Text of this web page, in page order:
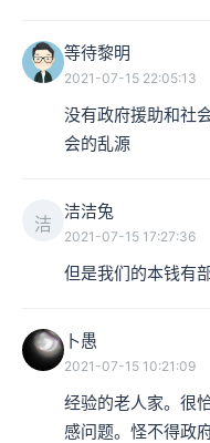
等待黎明
2021-07-15 22:05:13
没有政府援助和社
会的乱源
洁
洁洁兔
2021-07-15 17:27:36
但是我们的本钱有
卜愚
2021-07-15 10:21:09
经验的老人家。很
感问题。怪不得政